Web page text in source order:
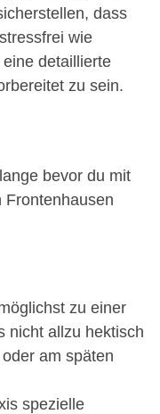
dass
wie
detaillierte
zu sein.
bevor du mit
Frontenhausen
zu einer
nicht allzu hektisch
am späten
spezielle